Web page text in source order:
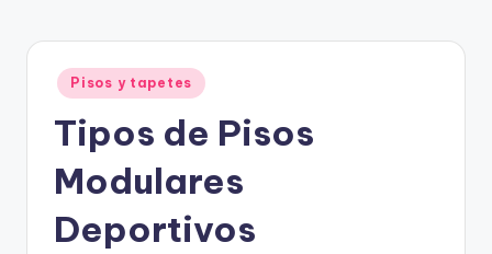
G
m
Publicado
en
Pisos y tapetes
Tipos de Pisos
Modulares
Deportivos